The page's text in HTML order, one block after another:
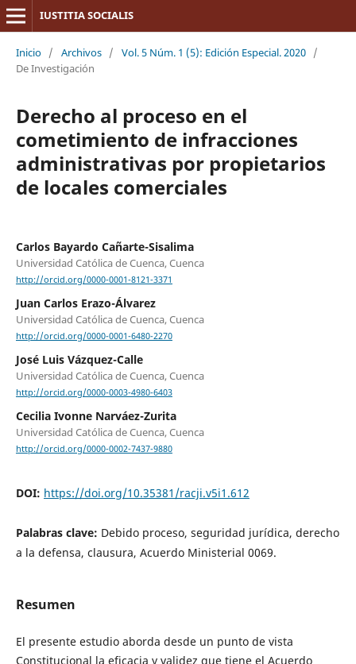
IUSTITIA SOCIALIS
Inicio / Archivos / Vol. 5 Núm. 1 (5): Edición Especial. 2020 /
De Investigación
Derecho al proceso en el
cometimiento de infracciones
administrativas por propietarios
de locales comerciales
Carlos Bayardo Cañarte-Sisalima
Universidad Católica de Cuenca, Cuenca
http://orcid.org/0000-0001-8121-3371
Juan Carlos Erazo-Álvarez
Universidad Católica de Cuenca, Cuenca
http://orcid.org/0000-0001-6480-2270
José Luis Vázquez-Calle
Universidad Católica de Cuenca, Cuenca
http://orcid.org/0000-0003-4980-6403
Cecilia Ivonne Narváez-Zurita
Universidad Católica de Cuenca, Cuenca
http://orcid.org/0000-0002-7437-9880
DOI: https://doi.org/10.35381/racji.v5i1.612
Palabras clave: Debido proceso, seguridad jurídica, derecho
a la defensa, clausura, Acuerdo Ministerial 0069.
Resumen
El presente estudio aborda desde un punto de vista
Constitucional la eficacia y validez que tiene el Acuerdo